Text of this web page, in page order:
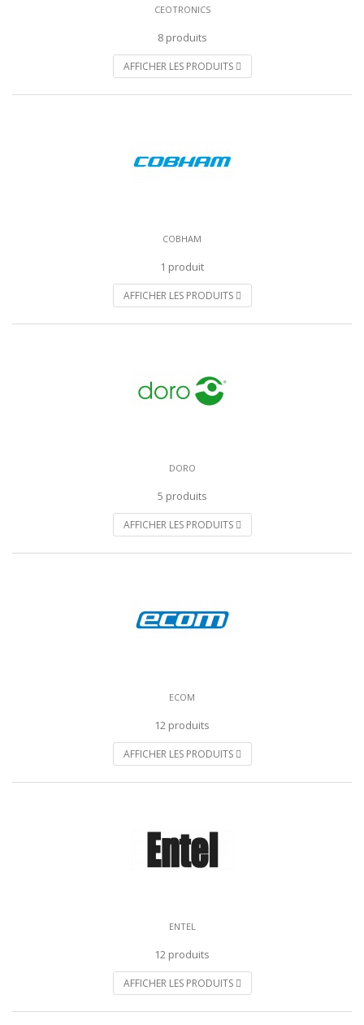
CEOTRONICS
8 produits
AFFICHER LES PRODUITS
COBHAM
1 produit
AFFICHER LES PRODUITS
DORO
5 produits
AFFICHER LES PRODUITS
ECOM
12 produits
AFFICHER LES PRODUITS
ENTEL
12 produits
AFFICHER LES PRODUITS